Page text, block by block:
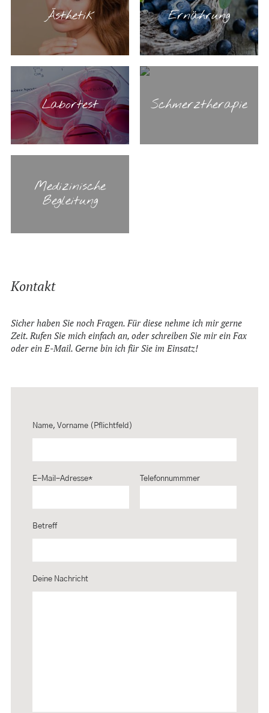
Ästhetik Ernährung
Labortest Schmerztherapie
Medizinische
Begleitung
Kontakt
Sicher haben Sie noch Fragen. Für diese nehme ich mir gerne
Zeit. Rufen Sie mich einfach an, oder schreiben Sie mir ein Fax
oder ein E-Mail. Gerne bin ich für Sie im Einsatz!
Name, Vorname (Pflichtfeld)
E-Mail-Adresse* Telefonnummmer
Betreff
Deine Nachricht